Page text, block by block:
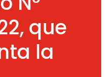
que
la